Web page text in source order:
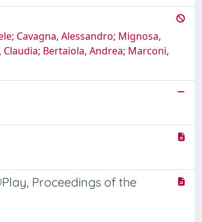
Cavagna, Alessandro; Mignosa,
Bertaiola, Andrea; Marconi,
Proceedings of the